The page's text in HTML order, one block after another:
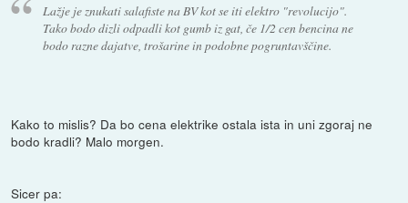
Lažje je znukati salafiste na BV kot se iti elektro "revolucijo".
Tako bodo dizli odpadli kot gumb iz gat, če 1/2 cen bencina ne
bodo razne dajatve, trošarine in podobne pogruntavščine.
Kako to mislis? Da bo cena elektrike ostala ista in uni zgoraj ne
bodo kradli? Malo morgen.
Sicer pa: